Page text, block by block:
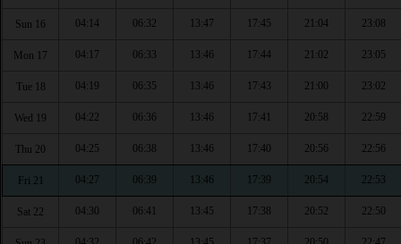
Sun 16 04:14 06:32 13:47 17:45 21:04 23:08
Mon 17 04:17 06:33 13:46 17:44 21:02 23:05
Tue 18 04:19 06:35 13:46 17:43 21:00 23:02
Wed 19 04:22 06:36 13:46 17:41 20:58 22:59
Thu 20 04:25 06:38 13:46 17:40 20:56 22:56
Fri 21 04:27 06:39 13:46 17:39 20:54 22:53
Sat 22 04:30 06:41 13:45 17:38 20:52 22:50